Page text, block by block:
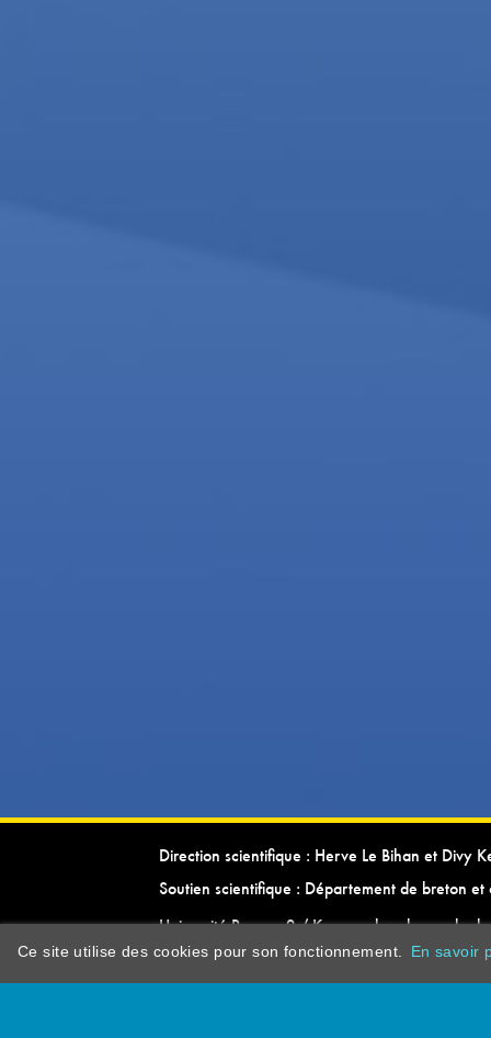
Direction scientifique : Herve Le Bihan et Divy
Soutien scientifique : Département de breton et
Université Rennes 2 / Kevrenn brezhoneg ha
Ce site utilise des cookies pour son fonctionnement. En savoir